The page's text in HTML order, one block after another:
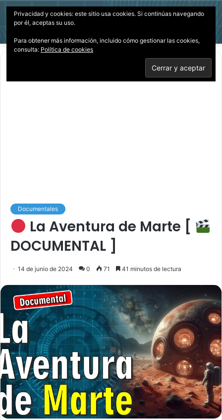
Menú
Documentales
La Aventura de Marte [
DOCUMENTAL ]
14 de junio de 2024 0 71 41 minutos de lectura
Privacidad y cookies: este sitio usa cookies. Si continúas navegando
por él, aceptas su uso.
Para obtener más información, incluido cómo gestionar las cookies,
consulta: Política de cookies